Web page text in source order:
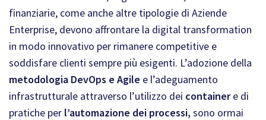
finanziarie, come anche altre tipologie di Aziende
Enterprise, devono affrontare la digital transformation
in modo innovativo per rimanere competitive e
soddisfare clienti sempre più esigenti. L’adozione della
metodologia DevOps e Agile e l’adeguamento
infrastrutturale attraverso l’utilizzo dei containere di
pratiche per l’automazione dei processi, sono ormai